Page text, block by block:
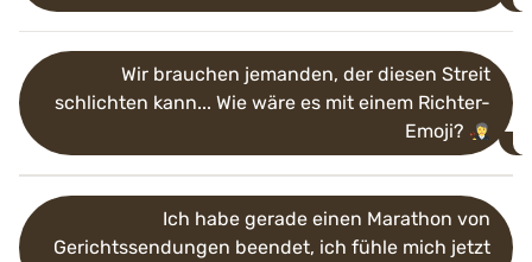
Wir brauchen jemanden, der diesen Streit
schlichten kann... Wie wäre es mit einem Richter-
Emoji?
Ich habe gerade einen Marathon von
Gerichtssendungen beendet, ich fühle mich jetzt